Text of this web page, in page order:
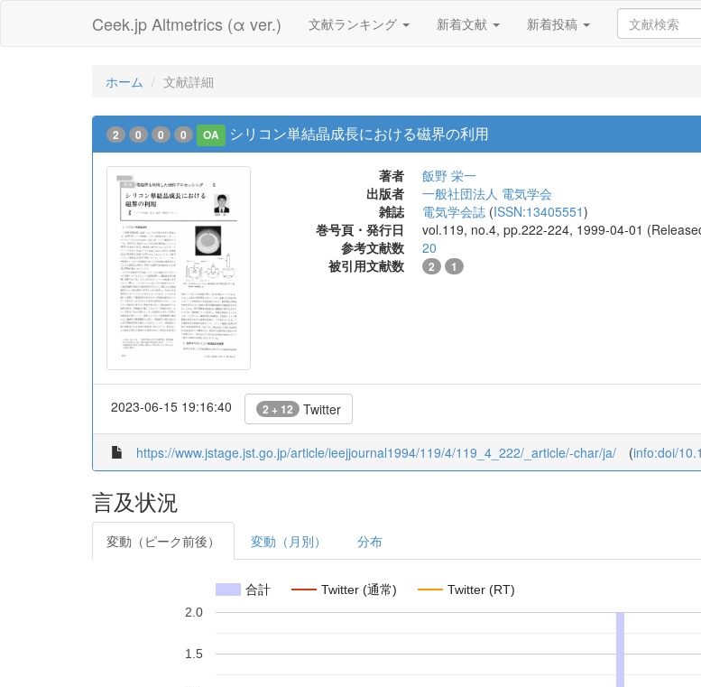
Ceek.jp Altmetrics (α ver.) 文献ランキング 新着文献 新着投稿
ホーム 文献詳細
2 0 0 0 OA シリコン単結晶成長における磁界の利用
著者
飯野 栄一
出版者
一般社団法人 電気学会
雑誌
電気学会誌 (ISSN:13405551)
巻号頁・発行日
vol.119, no.4, pp.222-224, 1999-04-01
参考文献数
20
被引用文献数
2 1
2023-06-15 19:16:40 2 + 12 Twitter
https://www.jstage.jst.go.jp/article/ieejjournal1994/119/4/119_4_222/_article/-char/ja/ (info:doi/
言及状況
変動（ピーク前後） 変動（月別） 分布
合計 Twitter (通常) Twitter (RT)
1.5
2.0